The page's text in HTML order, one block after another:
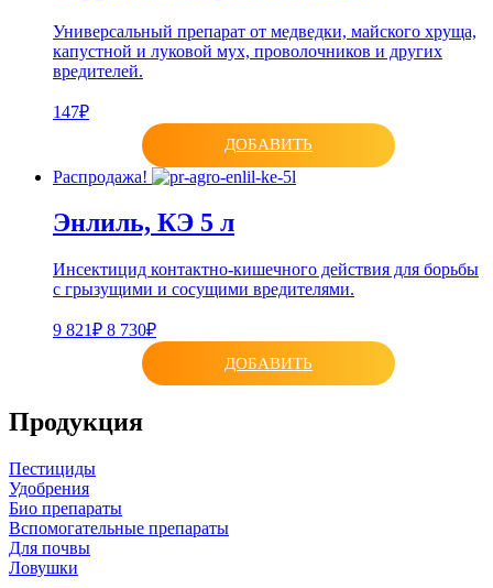
Универсальный препарат от медведки, майского хруща,
капустной и луковой мух, проволочников и других
вредителей.
147₽
ДОБАВИТЬ
Распродажа!
Энлиль, КЭ 5 л
Инсектицид контактно-кишечного действия для борьбы
с грызущими и сосущими вредителями.
9 821₽ 8 730₽
ДОБАВИТЬ
Продукция
Пестициды
Удобрения
Био препараты
Вспомогательные препараты
Для почвы
Ловушки